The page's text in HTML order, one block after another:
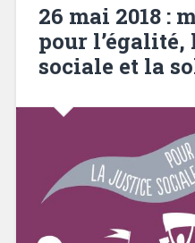
26 mai 2018 :
pour l’égalité,
sociale et la